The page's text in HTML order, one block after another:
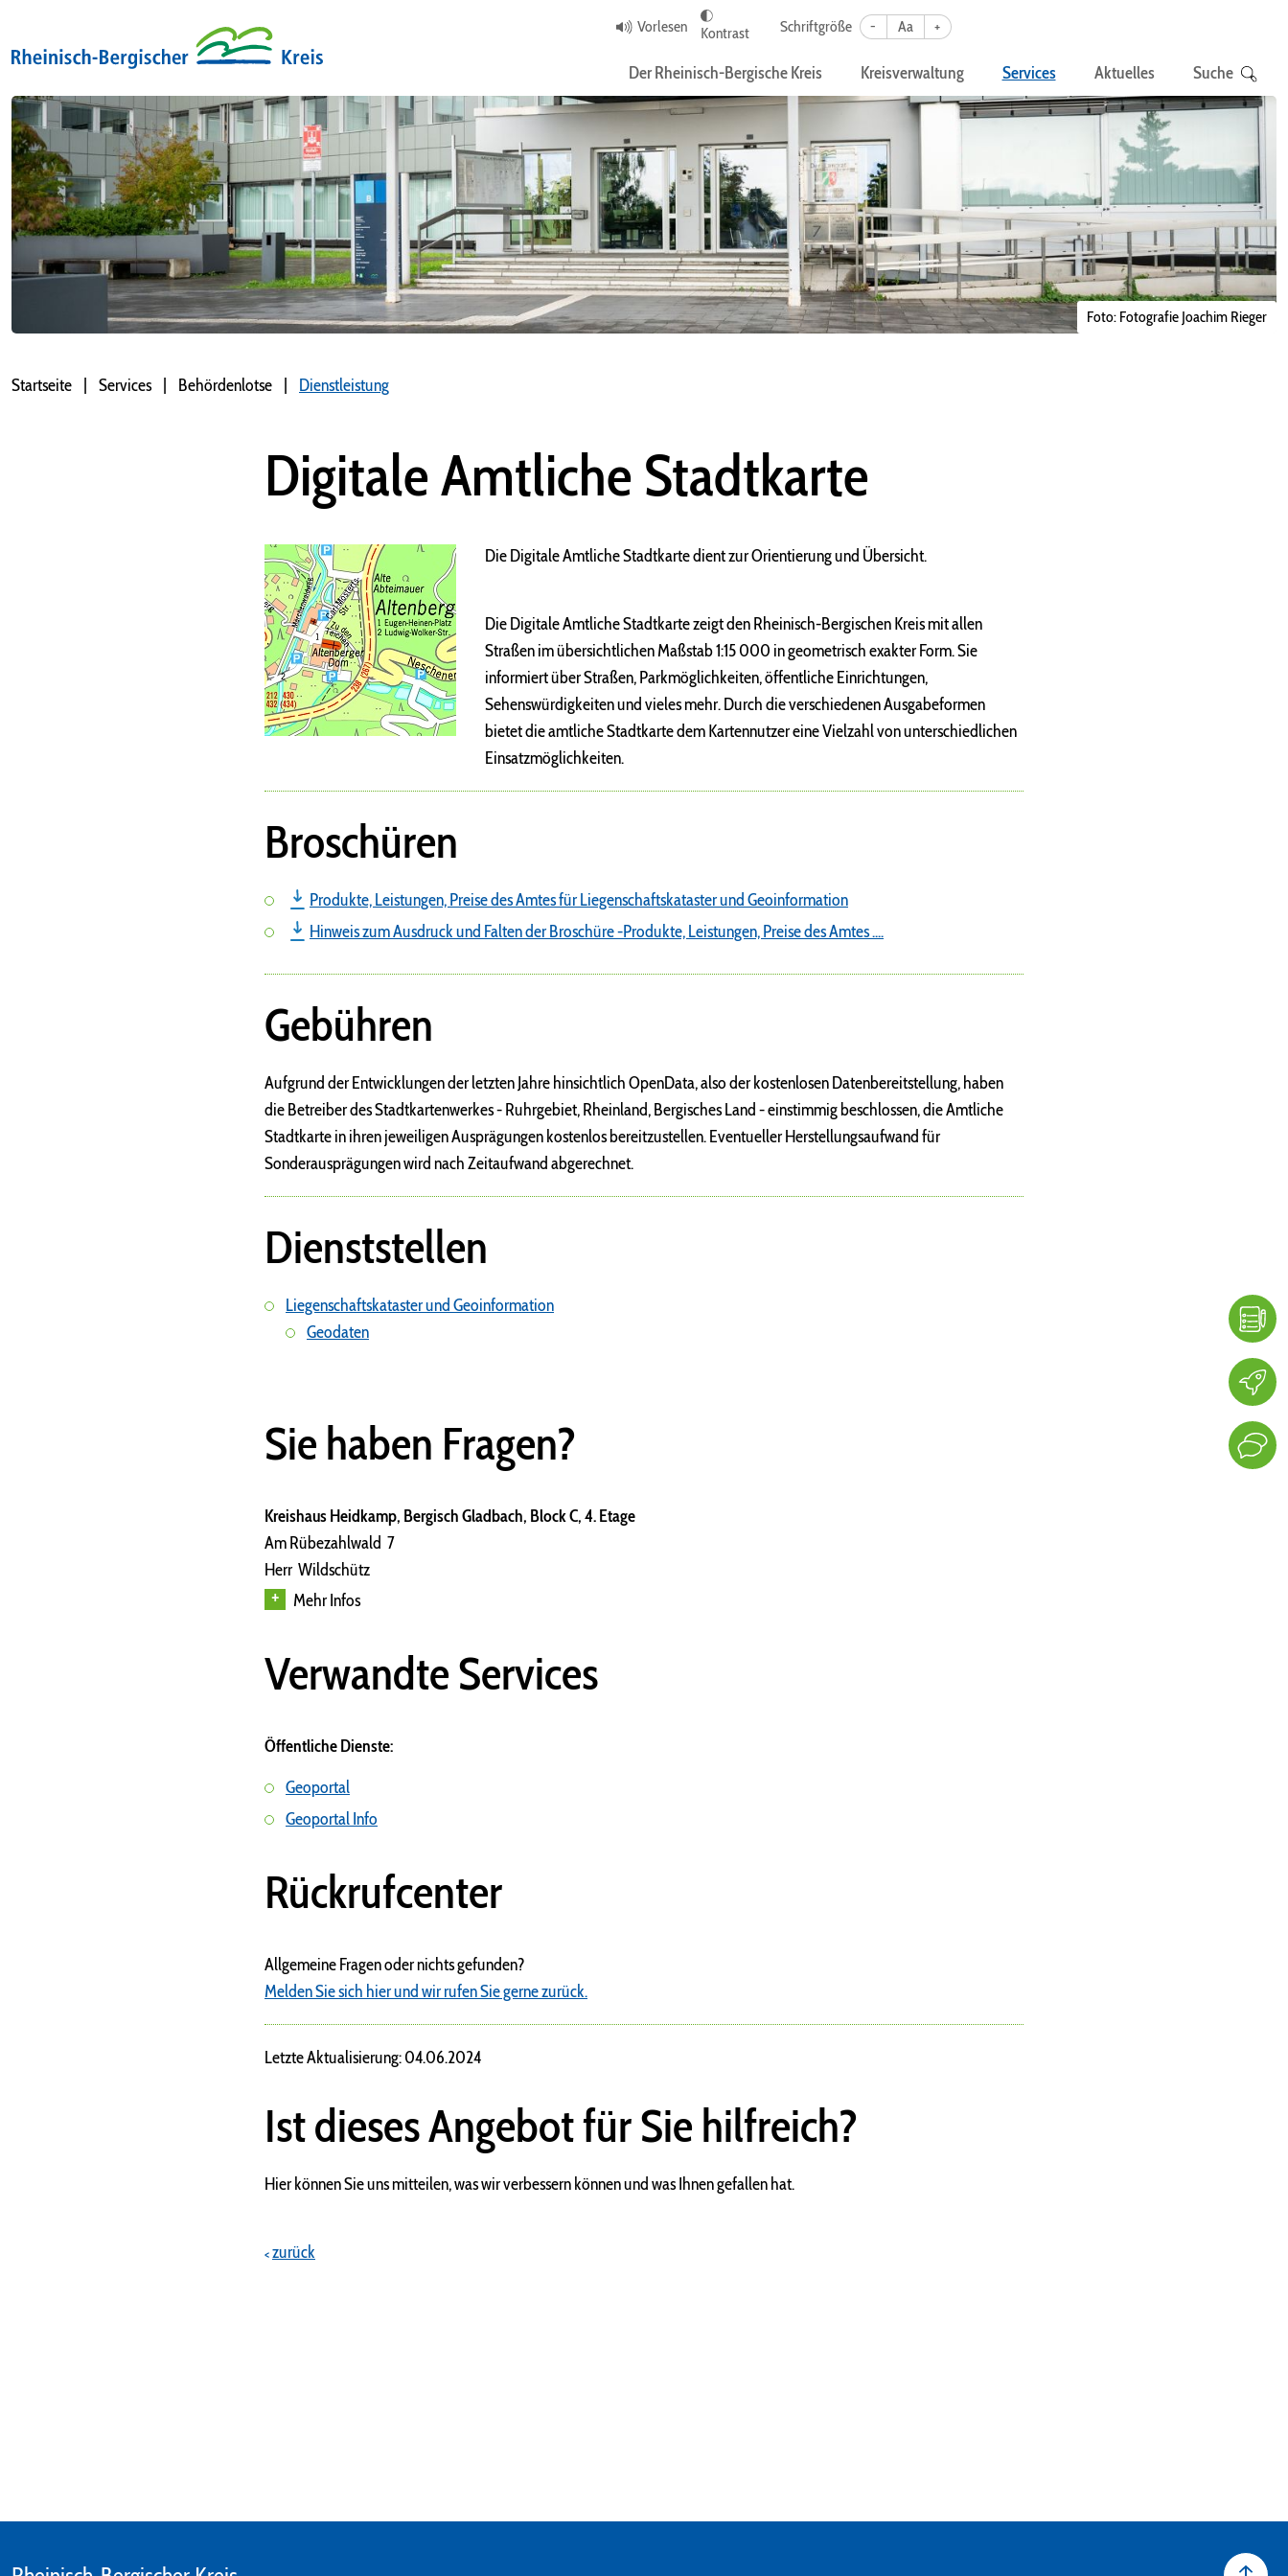
Vorlesen Kontrast Schriftgröße - Aa +
Der Rheinisch-Bergische Kreis Kreisverwaltung Services Aktuelles Suche
Foto: Fotografie Joachim Rieger
Startseite Services Behördenlotse Dienstleistung
Digitale Amtliche Stadtkarte
Die Digitale Amtliche Stadtkarte dient zur Orientierung und Übersicht.
Die Digitale Amtliche Stadtkarte zeigt den Rheinisch-Bergischen Kreis mit allen
Straßen im übersichtlichen Maßstab 1:15 000 in geometrisch exakter Form. Sie
informiert über Straßen, Parkmöglichkeiten, öffentliche Einrichtungen,
Sehenswürdigkeiten und vieles mehr. Durch die verschiedenen Ausgabeformen
bietet die amtliche Stadtkarte dem Kartennutzer eine Vielzahl von unterschiedlichen
Einsatzmöglichkeiten.
Broschüren
Produkte, Leistungen, Preise des Amtes für Liegenschaftskataster und Geoinformation
Hinweis zum Ausdruck und Falten der Broschüre -Produkte, Leistungen, Preise des Amtes ....
Gebühren
Aufgrund der Entwicklungen der letzten Jahre hinsichtlich OpenData, also der kostenlosen Datenbereitstellung, haben
die Betreiber des Stadtkartenwerkes - Ruhrgebiet, Rheinland, Bergisches Land - einstimmig beschlossen, die Amtliche
Stadtkarte in ihren jeweiligen Ausprägungen kostenlos bereitzustellen. Eventueller Herstellungsaufwand für
Sonderausprägungen wird nach Zeitaufwand abgerechnet.
Dienststellen
Liegenschaftskataster und Geoinformation
Geodaten
Sie haben Fragen?
Kreishaus Heidkamp, Bergisch Gladbach, Block C, 4. Etage
Am Rübezahlwald 7
Herr Wildschütz
Mehr Infos
Verwandte Services
Öffentliche Dienste:
Geoportal
Geoportal Info
Rückrufcenter
Allgemeine Fragen oder nichts gefunden?
Melden Sie sich hier und wir rufen Sie gerne zurück.
Letzte Aktualisierung: 04.06.2024
Ist dieses Angebot für Sie hilfreich?
Hier können Sie uns mitteilen, was wir verbessern können und was Ihnen gefallen hat.
zurück